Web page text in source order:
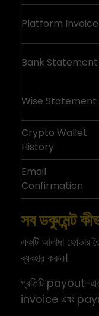
Platform Invoice
Bank Statement
Wise Statement
Crypto Wallet
History
Email
Confirmation
সব ডকুমেন্ট
একটি আলাদা ফোল্ডার
ব্যবহার করুন।
প্রতিটি payout-
invoice এবং